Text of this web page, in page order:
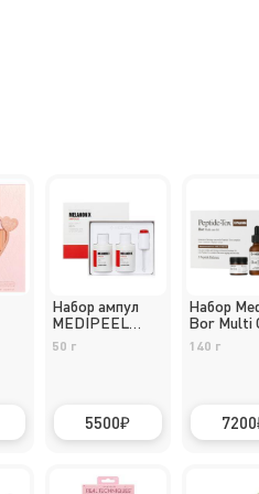
Набор ампул
MEDIPEEL
Melanon X 30 мл
x 2
50 г
5500
Набор
Bor Multi
Kit
140 г
7200